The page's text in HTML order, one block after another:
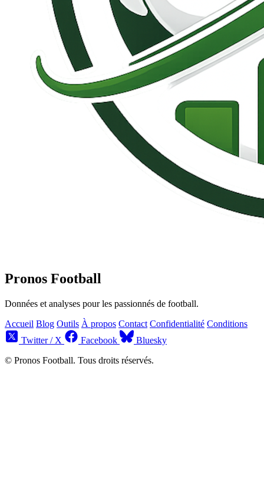
Pronos Football
Données et analyses pour les passionnés de football.
Accueil Blog Outils À propos Contact Confidentialité Conditions
Twitter / X
Facebook
Bluesky
© Pronos Football. Tous droits réservés.